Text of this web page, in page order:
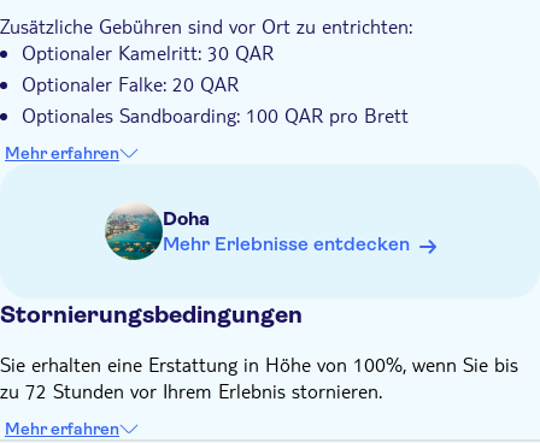
vielen Erinnerungen an dieses außergewöhnliche Abenteuer.
Buchen Sie jetzt und erleben Sie ein Wüstenabenteuer in
Mesaieed, das Action, Naturschönheiten und kulturelle Wunder
perfekt miteinander verbindet.
Standort in Doha
Bitte beachten Sie, dass Kamelreiten, Falkenfotos und
Sandboarding gegen Aufpreis möglich sind: Kamelritt: 30
QAR pro Person (kurzer Ritt) Falkenfotos: 20 QAR pro
Zusätzliche Gebühren sind vor Ort zu entrichten:
Optionaler Kamelritt: 30 QAR
Optionaler Falke: 20 QAR
Optionales Sandboarding: 100 QAR pro Brett
Bitte mitbringen:
Flip Flops/Sneakers
Sonnenschutzmittel
Mehr erfahren
Doha
Mehr Erlebnisse entdecken
Stornierungsbedingungen
Sie erhalten eine Erstattung in Höhe von 100%, wenn Sie bis
zu 72 Stunden vor Ihrem Erlebnis stornieren.
Mehr erfahren